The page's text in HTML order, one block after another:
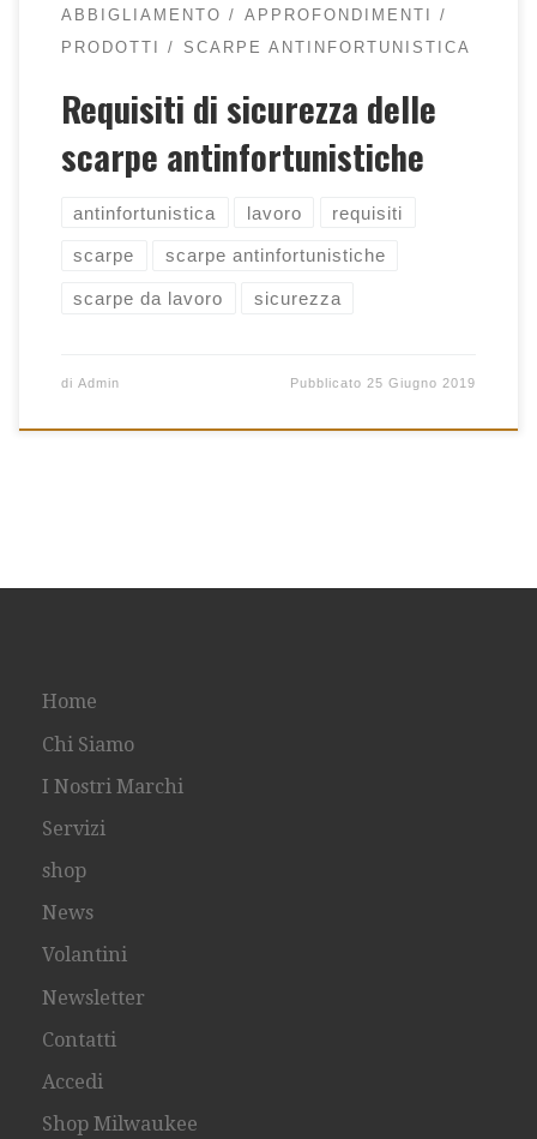
ABBIGLIAMENTO
APPROFONDIMENTI
PRODOTTI
SCARPE ANTINFORTUNISTICA
Requisiti di sicurezza delle
scarpe antinfortunistiche
antinfortunistica lavoro requisiti
scarpe scarpe antinfortunistiche
scarpe da lavoro sicurezza
di Admin Pubblicato 25 Giugno 2019
Home
Chi Siamo
I Nostri Marchi
Servizi
shop
News
Volantini
Newsletter
Contatti
Accedi
Shop Milwaukee